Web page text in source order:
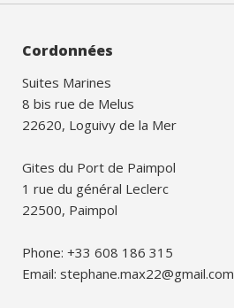
Cordonnées
Suites Marines
8 bis rue de Melus
22620, Loguivy de la Mer
Gites du Port de Paimpol
1 rue du général Leclerc
22500, Paimpol
Phone: +33 608 186 315
Email: stephane.max22@gmail.com